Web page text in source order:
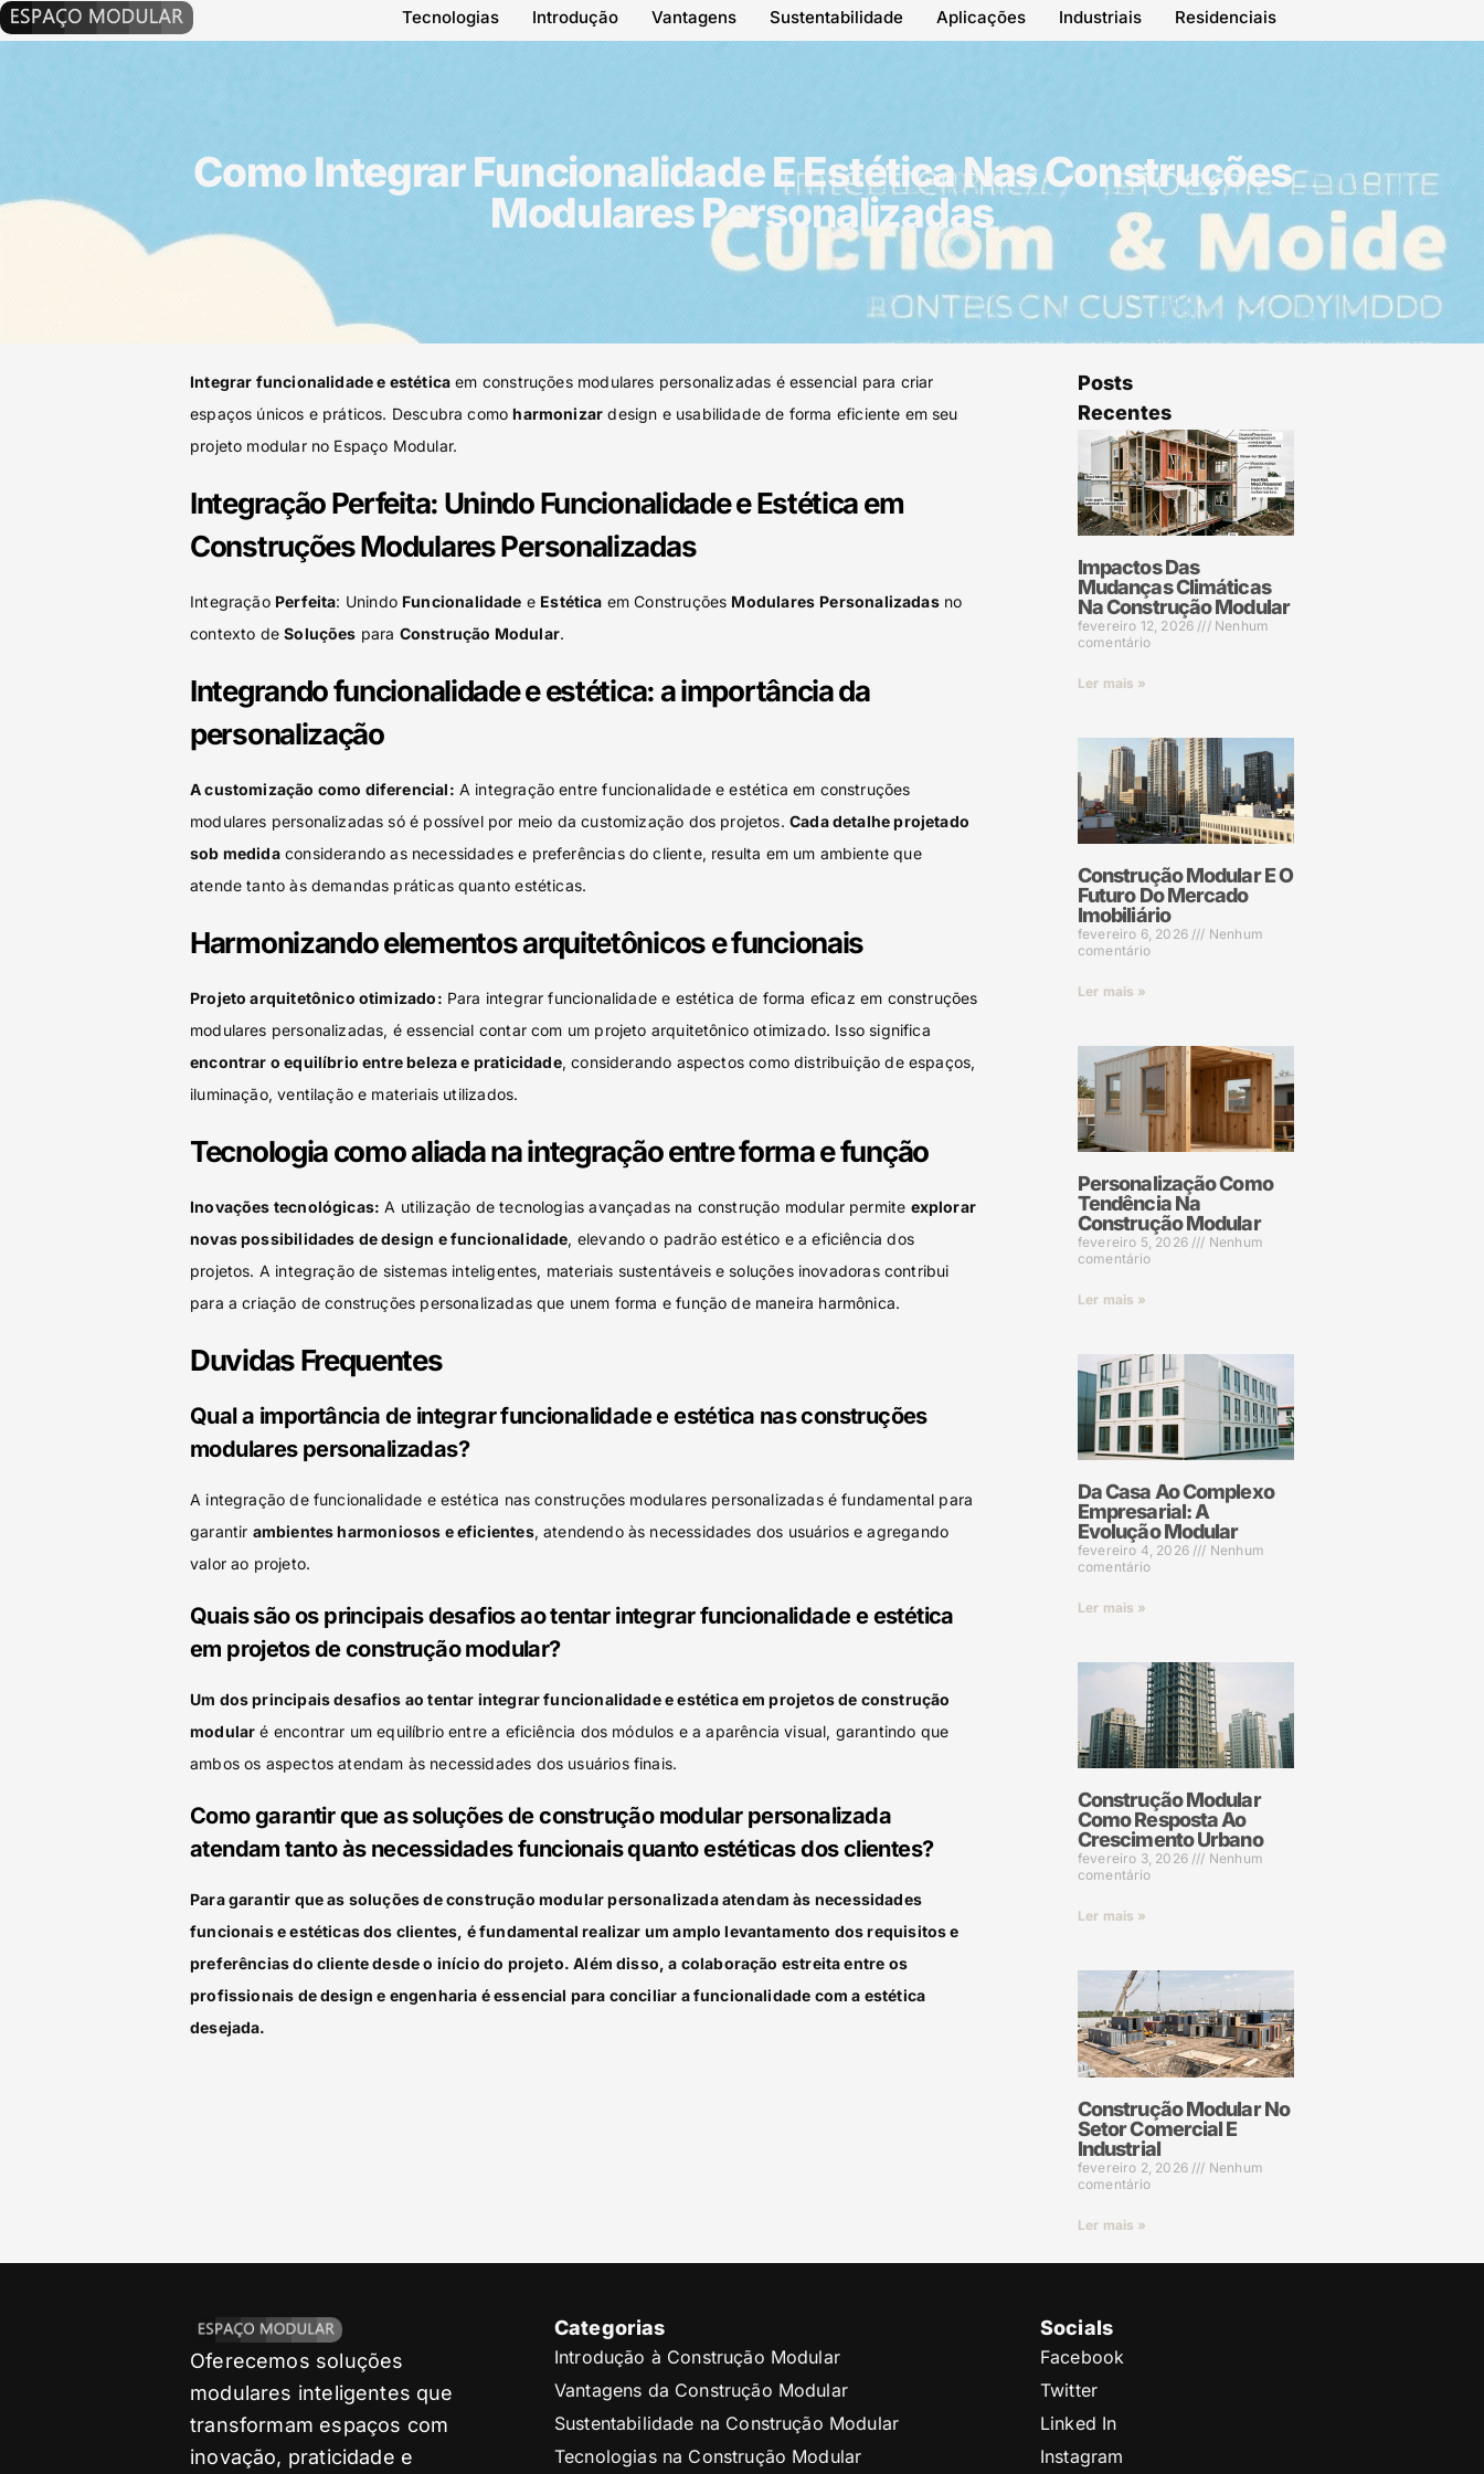
Tecnologias Introdução Vantagens Sustentabilidade Aplicações Industriais Residenciais
Como Integrar Funcionalidade E Estética Nas Construções
Modulares Personalizadas
Integrar funcionalidade e estética em construções modulares personalizadas é essencial para criar
espaços únicos e práticos. Descubra comoharmonizar design e usabilidade de forma eficiente em seu
projeto modular no Espaço Modular.
Integração Perfeita: Unindo Funcionalidade e Estética em
Construções Modulares Personalizadas
Integração Perfeita: Unindo Funcionalidade e Estética em Construções Modulares Personalizadasno
contexto deSoluções para Construção Modular.
Integrando funcionalidade e estética: a importância da
personalização
A customização como diferencial: A integração entre funcionalidade e estética em construções
modulares personalizadas só é possível por meio da customização dos projetos.Cada detalhe projetado
sob medidaconsiderando as necessidades e preferências do cliente, resulta em um ambiente que
atende tanto às demandas práticas quanto estéticas.
Harmonizando elementos arquitetônicos e funcionais
Projeto arquitetônico otimizado: Para integrar funcionalidade e estética de forma eficaz em construções
modulares personalizadas, é essencial contar com um projeto arquitetônico otimizado. Isso significa
encontrar o equilíbrio entre beleza e praticidade, considerando aspectos como distribuição de espaços,
iluminação, ventilação e materiais utilizados.
Tecnologia como aliada na integração entre forma e função
Inovações tecnológicas: A utilização de tecnologias avançadas na construção modular permite explorar
novas possibilidades de design e funcionalidade, elevando o padrão estético e a eficiência dos
projetos. A integração de sistemas inteligentes, materiais sustentáveis e soluções inovadoras contribui
para a criação de construções personalizadas que unem forma e função de maneira harmônica.
Duvidas Frequentes
Qual a importância de integrar funcionalidade e estética nas construções
modulares personalizadas?
A integração de funcionalidade e estética nas construções modulares personalizadas é fundamental para
garantir ambientes harmoniosos e eficientes, atendendo às necessidades dos usuários e agregando
valor ao projeto.
Quais são os principais desafios ao tentar integrar funcionalidade e estética
em projetos de construção modular?
Um dos principais desafios ao tentar integrar funcionalidade e estética em projetos de construção
modular é encontrar um equilíbrio entre a eficiência dos módulos e a aparência visual, garantindo que
ambos os aspectos atendam às necessidades dos usuários finais.
Como garantir que as soluções de construção modular personalizada
atendam tanto às necessidades funcionais quanto estéticas dos clientes?
Para garantir que as soluções de construção modular personalizada atendam às necessidades
funcionais e estéticas dos clientes, é fundamental realizar um amplo levantamento dos requisitos e
preferências do cliente desde o início do projeto. Além disso, a colaboração estreita entre os
profissionais de design e engenharia é essencial para conciliar a funcionalidade com a estética
desejada.
Posts
Recentes
Impactos Das
Mudanças Climáticas
Na Construção Modular
fevereiro 12, 2026
Nenhum
comentário
Ler mais »
Construção Modular E O
Futuro Do Mercado
Imobiliário
fevereiro 6, 2026
Nenhum
comentário
Ler mais »
Personalização Como
Tendência Na
Construção Modular
fevereiro 5, 2026
Nenhum
comentário
Ler mais »
Da Casa Ao Complexo
Empresarial: A
Evolução Modular
fevereiro 4, 2026
Nenhum
comentário
Ler mais »
Construção Modular
Como Resposta Ao
Crescimento Urbano
fevereiro 3, 2026
Nenhum
comentário
Ler mais »
Construção Modular No
Setor Comercial E
Industrial
fevereiro 2, 2026
Nenhum
comentário
Ler mais »
Oferecemos soluções
modulares inteligentes que
transformam espaços com
inovação, praticidade e
Categorias
Introdução à Construção Modular
Vantagens da Construção Modular
Sustentabilidade na Construção Modular
Tecnologias na Construção Modular
Socials
Facebook
Twitter
Linked In
Instagram